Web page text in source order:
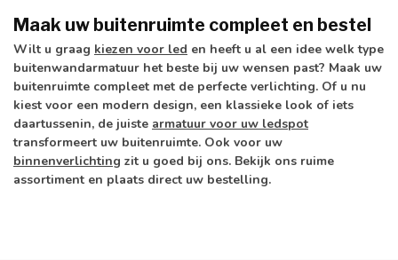
Maak uw buitenruimte compleet en bestel
Wilt u graag kiezen voor led en heeft u al een idee welk type
buitenwandarmatuur het beste bij uw wensen past? Maak uw
buitenruimte compleet met de perfecte verlichting. Of u nu
kiest voor een modern design, een klassieke look of iets
daartussenin, de juiste armatuur voor uw ledspot
transformeert uw buitenruimte. Ook voor uw
binnenverlichting zit u goed bij ons. Bekijk ons ruime
assortiment en plaats direct uw bestelling.